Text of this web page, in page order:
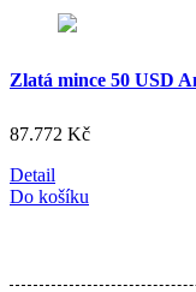
Zlatá mince 50 USD
87.772 Kč
Detail
Do košíku